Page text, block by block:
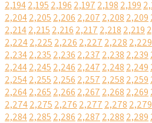
2,1942,195 2,196 2,197 2,198 2,199
2,2042,205 2,206 2,207 2,208 2,209
2,2142,215 2,216 2,217 2,218 2,219
2,2242,225 2,226 2,227 2,228 2,229
2,2342,235 2,236 2,237 2,238 2,239
2,2442,245 2,246 2,247 2,248 2,249
2,2542,255 2,256 2,257 2,258 2,259
2,2642,265 2,266 2,267 2,268 2,269
2,2742,275 2,276 2,277 2,278 2,279
2,2842,285 2,286 2,287 2,288 2,289